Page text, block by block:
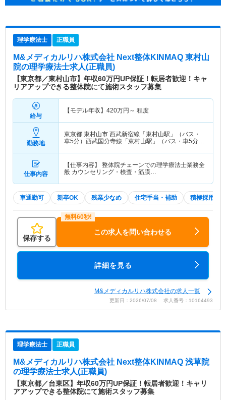
理学療法士 正職員
M&メディカルリハ株式会社 Next整体KINMAQ 東村山
院の理学療法士求人(正職員)
【東京都／東村山市】年収60万円UP保証！転居者歓迎！キャ
リアアップできる整体院にて施術スタッフ募集
給与
【モデル年収】 420万円～ 程度
勤務地
東京都 東村山市 西武新宿線「東村山駅」（バス・
車5分）西武国分寺線「東村山駅」（バス・車5分）
仕事内容
【仕事内容】 整体院チェーンでの理学療法士業務全
般 カウンセリング・検査・筋膜…
車通勤可 新卒OK 残業少なめ 住宅手当・補助 積極採用中
保存する
この求人を問い合わせる
詳細を見る
M&メディカルリハ株式会社の求人一覧
更新日：2026/07/08 求人番号：10164493
理学療法士 正職員
M&メディカルリハ株式会社 Next整体KINMAQ 浅草院
の理学療法士求人(正職員)
【東京都／台東区】年収60万円UP保証！転居者歓迎！キャリ
アアップできる整体院にて施術スタッフ募集